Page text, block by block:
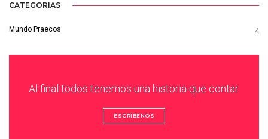
CATEGORIAS
Mundo Praecos 4
Al final todos tenemos una historia que contar.
ESCRÍBENOS